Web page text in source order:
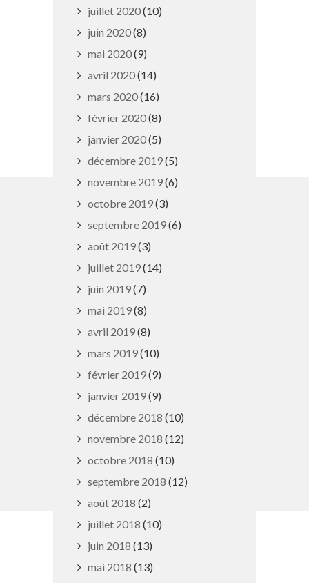
juillet 2020(10)
juin 2020(8)
mai 2020(9)
avril 2020(14)
mars 2020(16)
février 2020(8)
janvier 2020(5)
décembre 2019(5)
novembre 2019(6)
octobre 2019(3)
septembre 2019(6)
août 2019(3)
juillet 2019(14)
juin 2019(7)
mai 2019(8)
avril 2019(8)
mars 2019(10)
février 2019(9)
janvier 2019(9)
décembre 2018 (10)
novembre 2018 (12)
octobre 2018 (10)
septembre 2018 (12)
août 2018 (2)
juillet 2018 (10)
juin 2018 (13)
mai 2018 (13)
familles
En 1 clic
Guide des activités et services
MAIRIE DE PULNOY
2 rue du Tir, 54425 Pulnoy
Lundi, mardi et jeudi : 8h - 12h |
Fermé au public le matin pendant les
petites vacances scolaires et du
14/07 au 15/08
03 83 29 16 64